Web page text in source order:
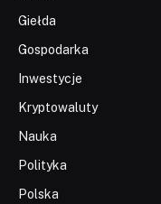
Giełda
Gospodarka
Inwestycje
Kryptowaluty
Nauka
Polityka
Polska